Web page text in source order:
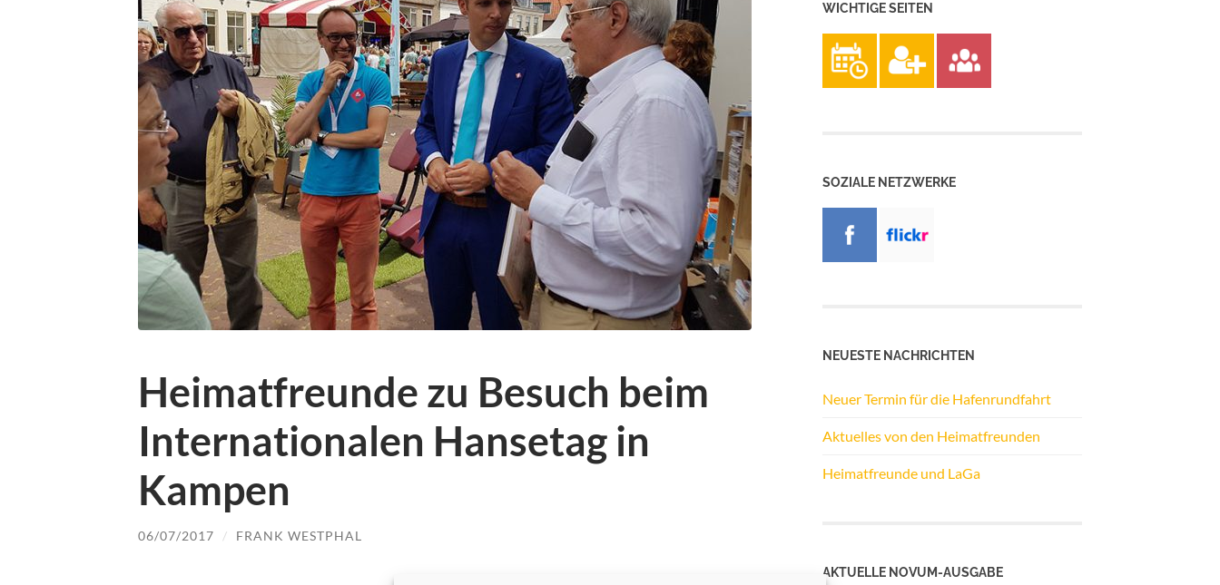
Heimatfreunde zu Besuch beim
Internationalen Hansetag in
Kampen
06/07/2017 / FRANK WESTPHAL
WICHTIGE SEITEN
SOZIALE NETZWERKE
NEUESTE NACHRICHTEN
Neuer Termin für die Hafenrundfahrt
Aktuelles von den Heimatfreunden
Heimatfreunde und LaGa
AKTUELLE NOVUM-AUSGABE